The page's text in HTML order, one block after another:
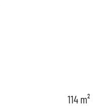
114 m²